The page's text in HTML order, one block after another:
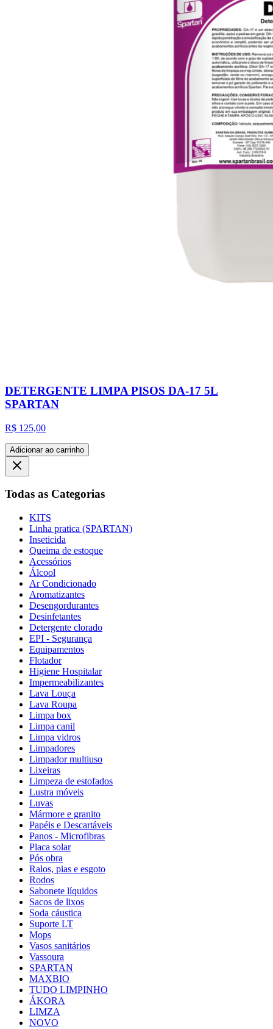
DETERGENTE LIMPA PISOS DA-17 5L
SPARTAN
R$ 125,00
Adicionar ao carrinho
Todas as Categorias
KITS
Linha pratica (SPARTAN)
Inseticida
Queima de estoque
Acessórios
Álcool
Ar Condicionado
Aromatizantes
Desengordurantes
Desinfetantes
Detergente clorado
EPI - Segurança
Equipamentos
Flotador
Higiene Hospitalar
Impermeabilizantes
Lava Louça
Lava Roupa
Limpa box
Limpa canil
Limpa vidros
Limpadores
Limpador multiuso
Lixeiras
Limpeza de estofados
Lustra móveis
Luvas
Mármore e granito
Papéis e Descartáveis
Panos - Microfibras
Placa solar
Pós obra
Ralos, pias e esgoto
Rodos
Sabonete líquidos
Sacos de lixos
Soda cáustica
Suporte LT
Mops
Vasos sanitários
Vassoura
SPARTAN
MAXBIO
TUDO LIMPINHO
ÁKORA
LIMZA
NOVO